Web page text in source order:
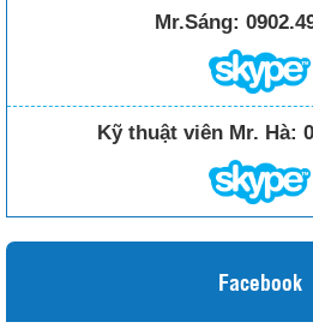
Mr.Sáng:
Kỹ thuật viên Mr. Hà:
Facebook